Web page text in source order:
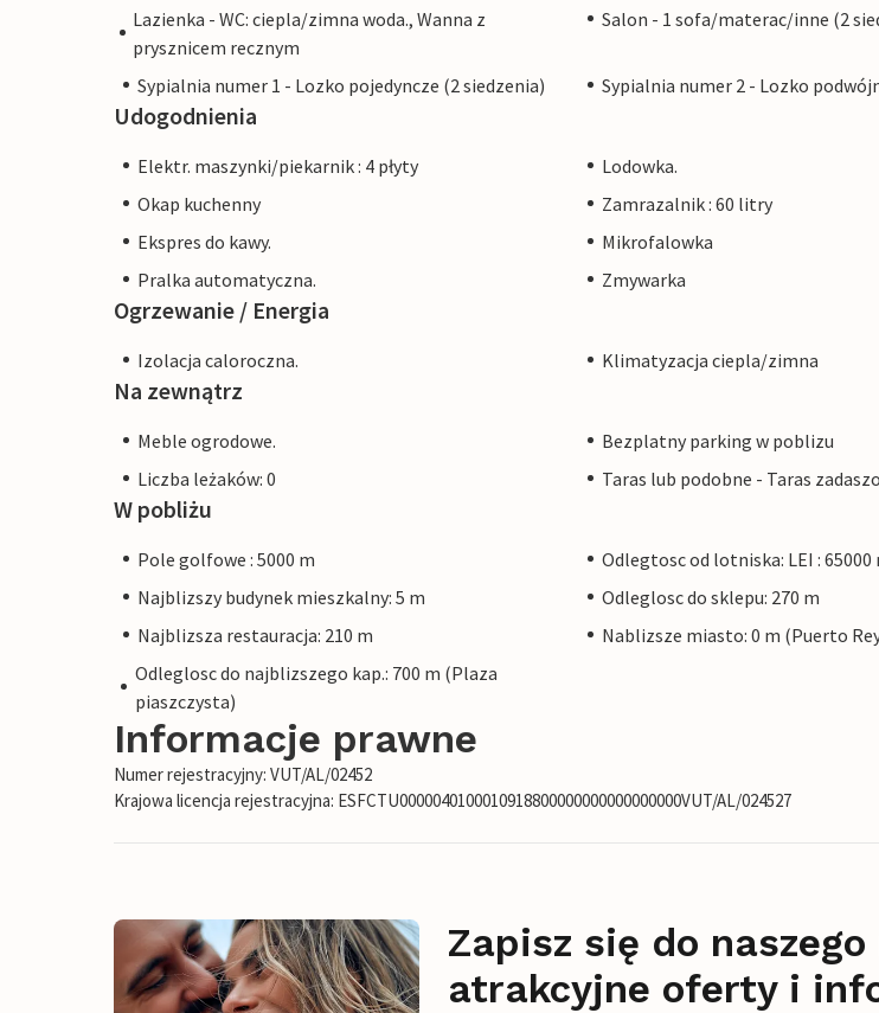
Lazienka - WC: ciepla/zimna woda., Wanna z
prysznicem recznym
Salon - 1 sofa/materac/inne (2
Sypialnia numer 1 - Lozko pojedyncze (2 siedzenia) Sypialnia numer 2 - Lozko
Udogodnienia
Elektr. maszynki/piekarnik : 4 płyty
Lodowka.
Okap kuchenny
Zamrazalnik : 60 litry
Ekspres do kawy.
Mikrofalowka
Pralka automatyczna.
Zmywarka
Ogrzewanie / Energia
Izolacja caloroczna. Klimatyzacja ciepla/zimna
Na zewnątrz
Meble ogrodowe.
Bezplatny parking w poblizu
Liczba leżaków: 0
Taras lub podobne - Taras
W pobliżu
Pole golfowe : 5000 m
Odlegtosc od lotniska: LEI : 65000
Najblizszy budynek mieszkalny: 5 m
Odleglosc do sklepu: 270 m
Najblizsza restauracja: 210 m
Nablizsze miasto: 0 m (Puerto
Odleglosc do najblizszego kap.: 700 m (Plaza
piaszczysta)
Informacje prawne
Numer rejestracyjny: VUT/AL/02452
Krajowa licencja rejestracyjna: ESFCTU0000040100010918800000000000000000VUT/AL/024527
Zapisz się do
atrakcyjne oferty i